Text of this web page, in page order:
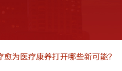
为医疗康养打开哪些新可能？